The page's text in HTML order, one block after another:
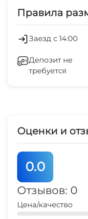
остановка
банкомат
Камера
Сейф
Отопление
Правила
Заезд с 14:00
Депозит не
требуется
Оценки и
0.0
Отзывов: 0
Цена/качество